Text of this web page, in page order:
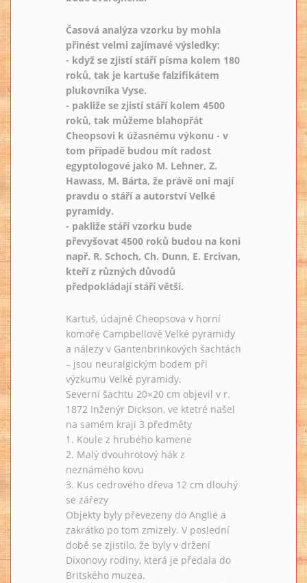
Časová analýza vzorku by mohla
přinést velmi zajímavé výsledky:
- když se zjistí stáří písma kolem 180
roků, tak je kartuše falzifikátem
plukovníka Vyse.
- pakliže se zjistí stáří kolem 4500
roků, tak můžeme blahopřát
Cheopsovi k úžasnému výkonu - v
tom případě budou mít radost
egyptologové jako M. Lehner, Z.
Hawass, M. Bárta, že právě oni mají
pravdu o stáří a autorství Velké
pyramidy.
- pakliže stáří vzorku bude
převyšovat 4500 roků budou na koni
např. R. Schoch, Ch. Dunn, E. Ercivan,
kteří z různých důvodů
předpokládají stáří větší.
Kartuš, údajně Cheopsova v horní
komoře Campbellově Velké pyramidy
a nálezy v Gantenbrinkových šachtách
– jsou neuralgickým bodem při
výzkumu Velké pyramidy.
Severní šachtu 20×20 cm objevil v r.
1872 Inženýr Dickson, ve ktetré našel
na samém kraji 3 předměty
1. Koule z hrubého kamene
2. Malý dvouhrotový hák z
neznámého kovu
3. Kus cedrového dřeva 12 cm dlouhý
se zářezy
Objekty byly převezeny do Anglie a
zakrátko po tom zmizely. V poslední
době se zjistilo, že byly v držení
Dixonovy rodiny, která je předala do
Britského muzea.